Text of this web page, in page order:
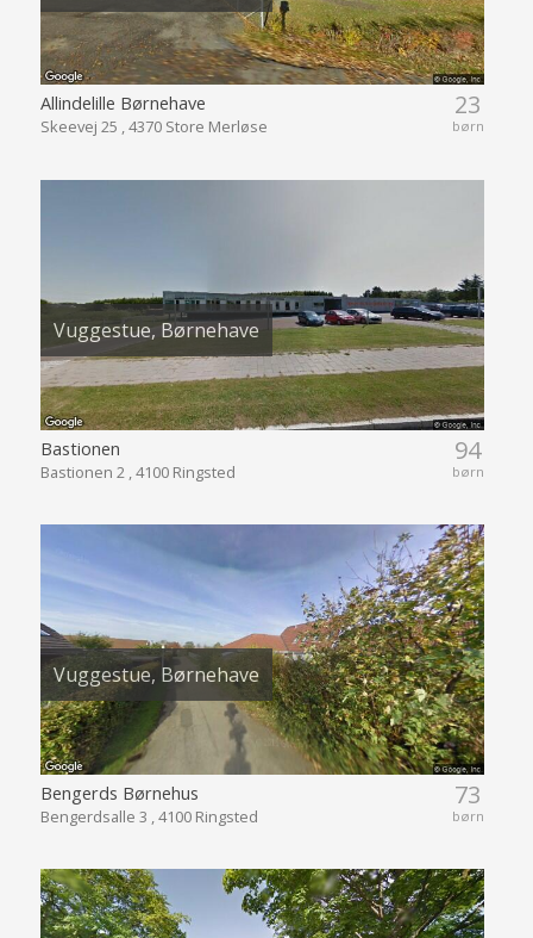
23
børn
Allindelille Børnehave
Skeevej 25 , 4370 Store Merløse
Vuggestue, Børnehave
94
børn
Bastionen
Bastionen 2 , 4100 Ringsted
Vuggestue, Børnehave
73
børn
Bengerds Børnehus
Bengerdsalle 3 , 4100 Ringsted